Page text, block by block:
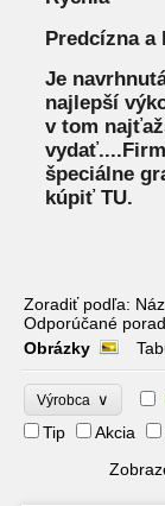
Predcízna a
Je
najlepší
v tom
špeciálne
kúpiť TU.
Zoradiť podľa:
Odporúčané
Obrázky
Výrobca ∨
Tip
Akcia